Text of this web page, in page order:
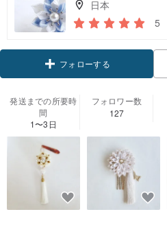
日本
5
フォローする
発送までの所要時
間
1〜3日
フォロワー数
127